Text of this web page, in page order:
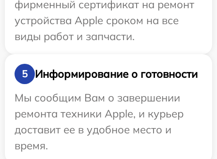
фирменный сертификат на ремонт
устройства Apple сроком на все
виды работ и запчасти.
5
Информирование о готовности
Мы сообщим Вам о завершении
ремонта техники Apple, и курьер
доставит ее в удобное место и
время.